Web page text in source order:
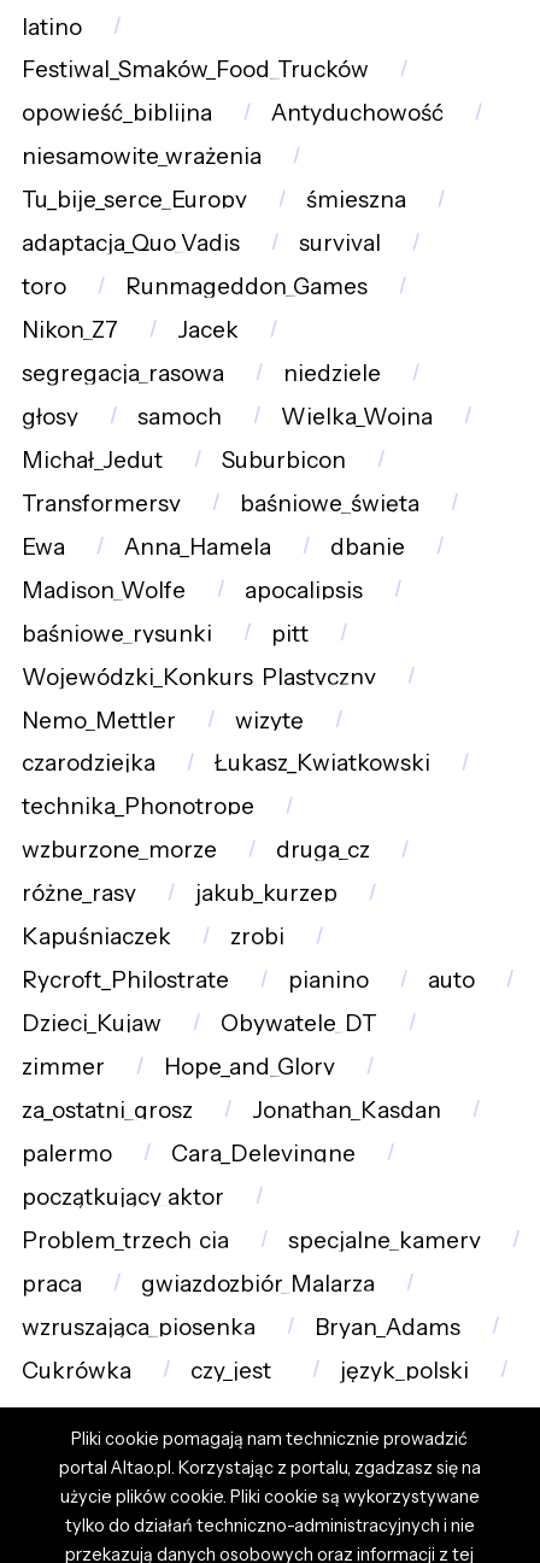
latino
Festiwal_Smaków_Food_Trucków
opowieść_biblijna
Antyduchowość
niesamowite_wrażenia
Tu_bije_serce_Europy
śmieszna
adaptacja_Quo_Vadis
survival
toro
Runmageddon_Games
Nikon_Z7
Jacek
segregacja_rasowa
niedziele
głosy
samoch
Wielka_Wojna
Michał_Jedut
Suburbicon
Transformersy
baśniowe_święta
Ewa
Anna_Hamela
dbanie
Madison_Wolfe
apocalipsis
baśniowe_rysunki
pitt
Wojewódzki_Konkurs_Plastyczny
Nemo_Mettler
wizytę
czarodziejka
Łukasz_Kwiatkowski
technika_Phonotrope
wzburzone_morze
druga_cz
różne_rasy
jakub_kurzep
Kapuśniaczek
zrobi
Rycroft_Philostrate
pianino
auto
Dzieci_Kujaw
Obywatele_DT
zimmer
Hope_and_Glory
za_ostatni_grosz
Jonathan_Kasdan
palermo
Cara_Delevingne
początkujący_aktor
Problem_trzech_cia
specjalne_kamery
praca
gwiazdozbiór_Malarza
wzruszająca_piosenka
Bryan_Adams
Cukrówka
czy_jest_ język_polski
Pliki cookie pomagają nam technicznie prowadzić
portal Altao.pl. Korzystając z portalu, zgadzasz się na
użycie plików cookie. Pliki cookie są wykorzystywane
tylko do działań techniczno-administracyjnych i nie
przekazują danych osobowych oraz informacji z tej